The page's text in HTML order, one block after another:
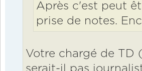
Après c'est peut
prise de notes.
Votre chargé de TD